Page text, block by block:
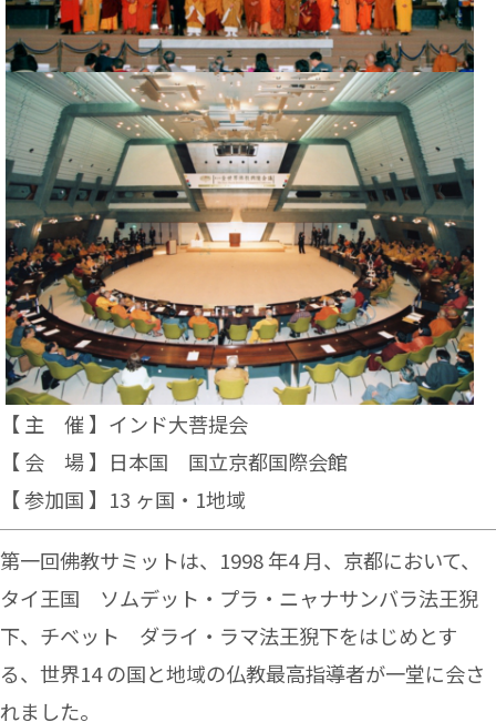
【 主 催 】 インド大菩提会
【 会 場 】 日本国 国立京都国際会館
【 参加国 】 13 ヶ国・1地域
第一回佛教サミットは、1998 年4 月、京都において、
タイ王国 ソムデット・プラ・ニャナサンバラ法王猊
下、チベット ダライ・ラマ法王猊下をはじめとす
る、世界14 の国と地域の仏教最高指導者が一堂に会さ
れました。